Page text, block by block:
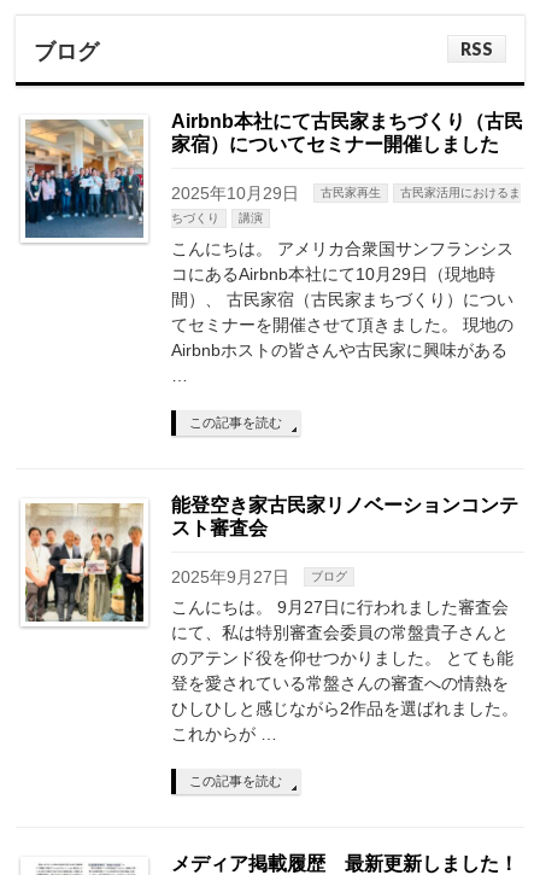
ブログ RSS
Airbnb本社にて古民家まちづくり（古民
家宿）についてセミナー開催しました
2025年10月29日 古民家再生
古民家活用におけるま
ちづくり
講演
こんにちは。 アメリカ合衆国サンフランシス
コにあるAirbnb本社にて10月29日（現地時
間）、 古民家宿（古民家まちづくり）につい
てセミナーを開催させて頂きました。 現地の
Airbnbホストの皆さんや古民家に興味がある
この記事を読む
能登空き家古民家リノベーションコンテ
スト審査会
2025年9月27日 ブログ
こんにちは。 9月27日に行われました審査会
にて、私は特別審査会委員の常盤貴子さんと
のアテンド役を仰せつかりました。 とても能
登を愛されている常盤さんの審査への情熱を
ひしひしと感じながら2作品を選ばれました。
これからが …
この記事を読む
メディア掲載履歴 最新更新しました！